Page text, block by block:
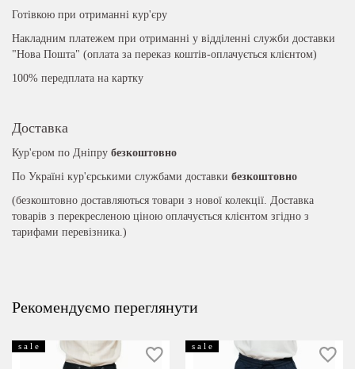
Готівкою при отриманні кур'єру
Накладним платежем при отриманні у відділенні служби доставки
"Нова Пошта" (оплата за переказ коштів-оплачується клієнтом)
100% передплата на картку
Доставка
Кур'єром по Дніпру безкоштовно
По Україні кур'єрськими службами доставки безкоштовно
(безкоштовно доставляються товари з нової колекції. Доставка
товарів з перекресленою ціною оплачується клієнтом згідно з
тарифами перевізника.)
Рекомендуємо переглянути
s a l e s a l e